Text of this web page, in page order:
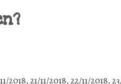
2018, 21/11/2018, 22/11/2018,